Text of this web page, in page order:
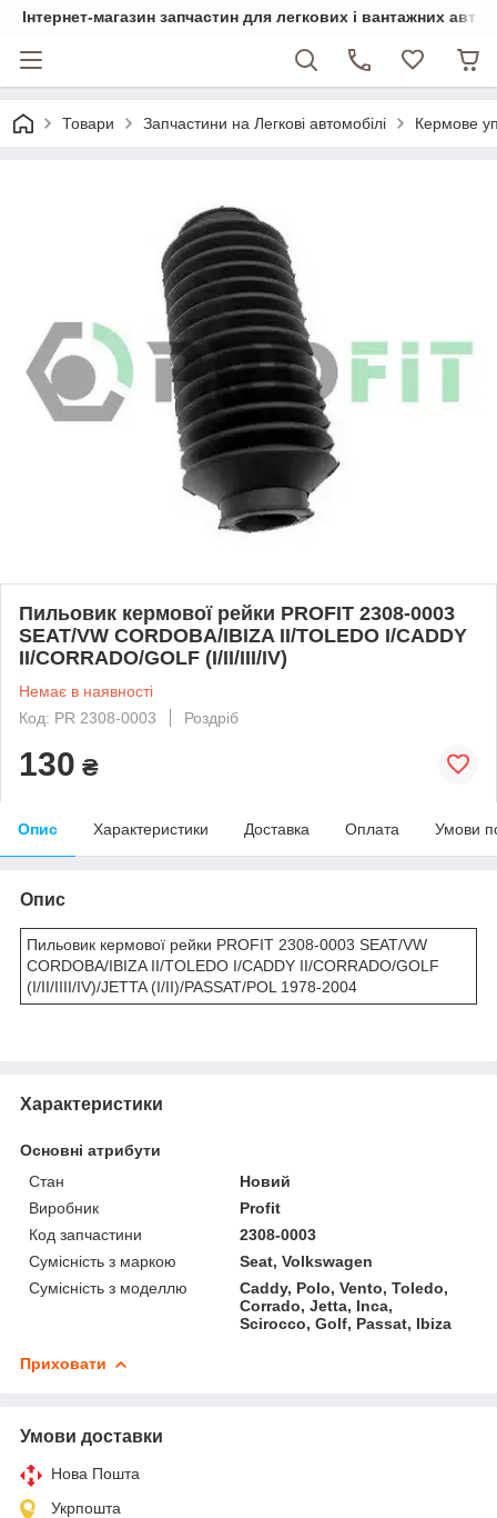
Інтернет-магазин запчастин для легкових і вантажних
Товари Запчастини на Легкові автомобілі Кермове
Пильовик кермової рейки PROFIT 2308-0003
SEAT/VW CORDOBA/IBIZA II/TOLEDO I/CADDY
II/CORRADO/GOLF (I/II/III/IV)
Немає в наявності
Код: PR 2308-0003
Роздріб
130 ₴
Опис Характеристики Доставка Оплата Умови
Опис
Пильовик кермової рейки PROFIT 2308-0003 SEAT/VW
CORDOBA/IBIZA II/TOLEDO I/CADDY II/CORRADO/GOLF
(I/II/IIII/IV)/JETTA (I/II)/PASSAT/POL 1978-2004
Характеристики
Основні атрибути
Стан
Новий
Виробник
Profit
Код запчастини
2308-0003
Сумісність з маркою
Seat, Volkswagen
Сумісність з моделлю
Caddy, Polo, Vento, Toledo,
Corrado, Jetta, Inca,
Scirocco, Golf, Passat, Ibiza
Приховати
Умови доставки
Нова Пошта
Укрпошта